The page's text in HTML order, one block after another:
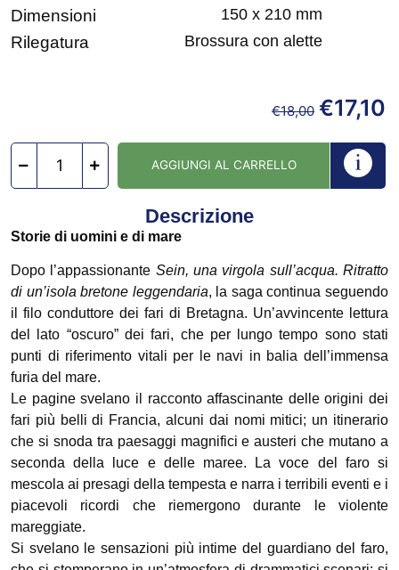
Dimensioni 150 x 210 mm
Rilegatura Brossura con alette
€18,00 €17,10
AGGIUNGI AL CARRELLO
Descrizione
Storie di uomini e di mare
Dopo l’appassionante Sein, una virgola sull’acqua. Ritratto
di un’isola bretone leggendaria, la saga continua seguendo
il filo conduttore dei fari di Bretagna. Un’avvincente lettura
del lato “oscuro” dei fari, che per lungo tempo sono stati
punti di riferimento vitali per le navi in balia dell’immensa
furia del mare.
Le pagine svelano il racconto affascinante delle origini dei
fari più belli di Francia, alcuni dai nomi mitici; un itinerario
che si snoda tra paesaggi magnifici e austeri che mutano a
seconda della luce e delle maree. La voce del faro si
mescola ai presagi della tempesta e narra i terribili eventi e i
piacevoli ricordi che riemergono durante le violente
mareggiate.
Si svelano le sensazioni più intime del guardiano del faro,